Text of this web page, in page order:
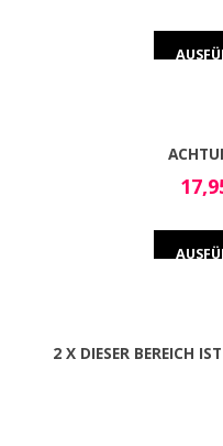
2 X DIESER BEREICH